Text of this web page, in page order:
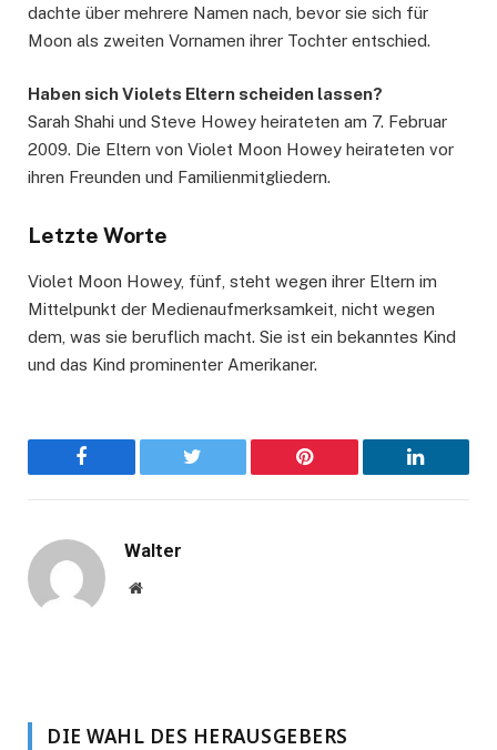
dachte über mehrere Namen nach, bevor sie sich für
Moon als zweiten Vornamen ihrer Tochter entschied.
Haben sich Violets Eltern scheiden lassen?
Sarah Shahi und Steve Howey heirateten am 7. Februar
2009. Die Eltern von Violet Moon Howey heirateten vor
ihren Freunden und Familienmitgliedern.
Letzte Worte
Violet Moon Howey, fünf, steht wegen ihrer Eltern im
Mittelpunkt der Medienaufmerksamkeit, nicht wegen
dem, was sie beruflich macht. Sie ist ein bekanntes Kind
und das Kind prominenter Amerikaner.
Facebook Twitter Pinterest LinkedIn
Walter
Website
DIE WAHL DES HERAUSGEBERS